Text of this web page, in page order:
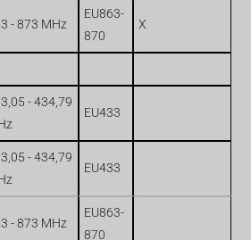
- 873 MHz
EU863-
870
X
- 434,79
EU433
- 434,79
EU433
- 873 MHz
EU863-
870